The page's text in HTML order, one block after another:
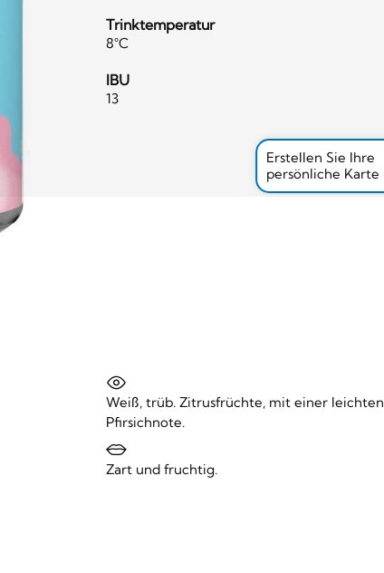
Trinktemperatur
8°C
IBU
13
Erstellen Sie Ihre
persönliche Karte
Weiß, trüb. Zitrusfrüchte, mit einer leichten
Pfirsichnote.
Zart und fruchtig.